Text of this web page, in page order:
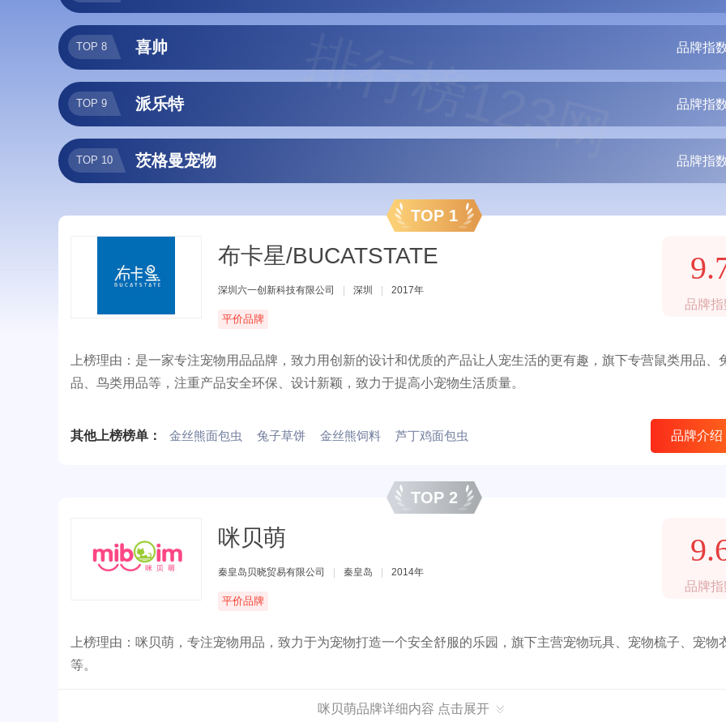
TOP 8 喜帅 品牌指
TOP 9 派乐特 品牌指
TOP 10 茨格曼宠物 品牌指
TOP 1
布卡星/BUCATSTATE
深圳六一创新科技有限公司 深圳 2017年
平价品牌
品牌指
上榜理由：是一家专注宠物用品品牌，致力用创新的设计和优质的产品让人宠生活的更有趣，旗下专营鼠类用品、
品、鸟类用品等，注重产品安全环保、设计新颖，致力于提高小宠物生活质量。
其他上榜榜单： 金丝熊面包虫 兔子草饼 金丝熊饲料 芦丁鸡面包虫 品牌介绍
TOP 2
咪贝萌
秦皇岛贝晓贸易有限公司 秦皇岛 2014年
平价品牌
品牌指
上榜理由：咪贝萌，专注宠物用品，致力于为宠物打造一个安全舒服的乐园，旗下主营宠物玩具、宠物梳子、宠物
等。
咪贝萌品牌详细内容 点击展开
排行榜123网